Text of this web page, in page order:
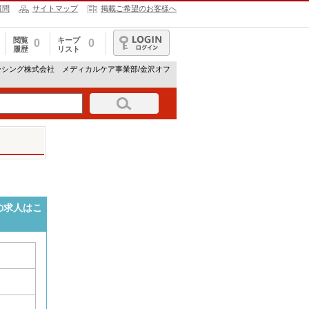
問 サイトマップ 掲載ご希望のお客様へ
閲覧
履歴
0
キープ
リスト
0
ログイン
シング株式会社 メディカルケア事業部/金沢オフ
人はこ